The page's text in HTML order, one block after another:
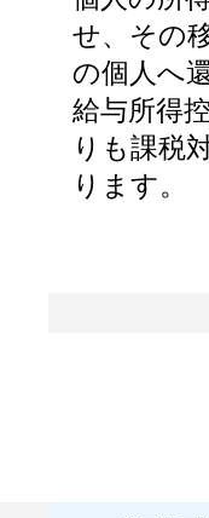
せ、その
の個人へ
給与所得
りも課税
ります。